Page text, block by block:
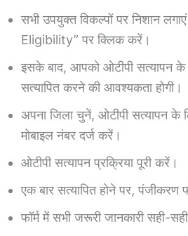
सभी उपयुक्त विकल्पों पर निशान
Eligibility” पर क्लिक करें।
इसके बाद, आपको ओटीपी सत्यापन के
सत्यापित करने की आवश्यकता होगी।
अपना जिला चुनें, ओटीपी सत्यापन
मोबाइल नंबर दर्ज करें।
ओटीपी सत्यापन प्रक्रिया पूरी करें।
एक बार सत्यापित होने पर, पंजीकरण
फॉर्म में सभी जरूरी जानकारी सही-